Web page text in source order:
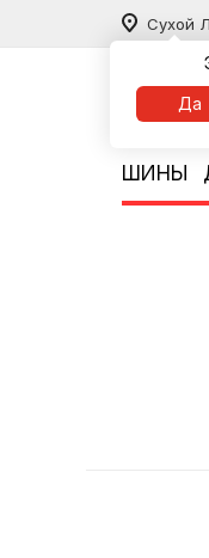
Да
Сухой
ШИНЫ